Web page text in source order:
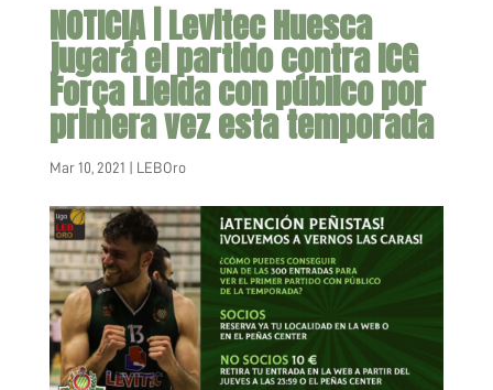
NOTICIA | Levitec Huesca
jugará el partido contra ICG
Força Lleida con público por
primera vez esta temporada
Mar 10, 2021 LEBOro